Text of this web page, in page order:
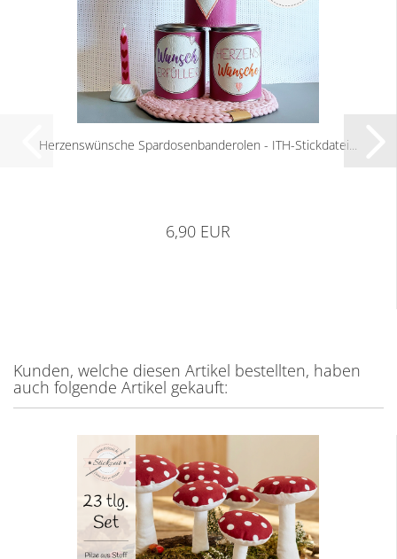
Herzenswünsche Spardosenbanderolen - ITH-Stickdatei...
6,90 EUR
Kunden, welche diesen Artikel bestellten, haben
auch folgende Artikel gekauft: